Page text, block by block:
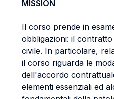
MISSION
Il corso prende in
obbligazioni: il
civile. In particolare,
il corso riguarda le
dell'accordo
elementi essenziali ed